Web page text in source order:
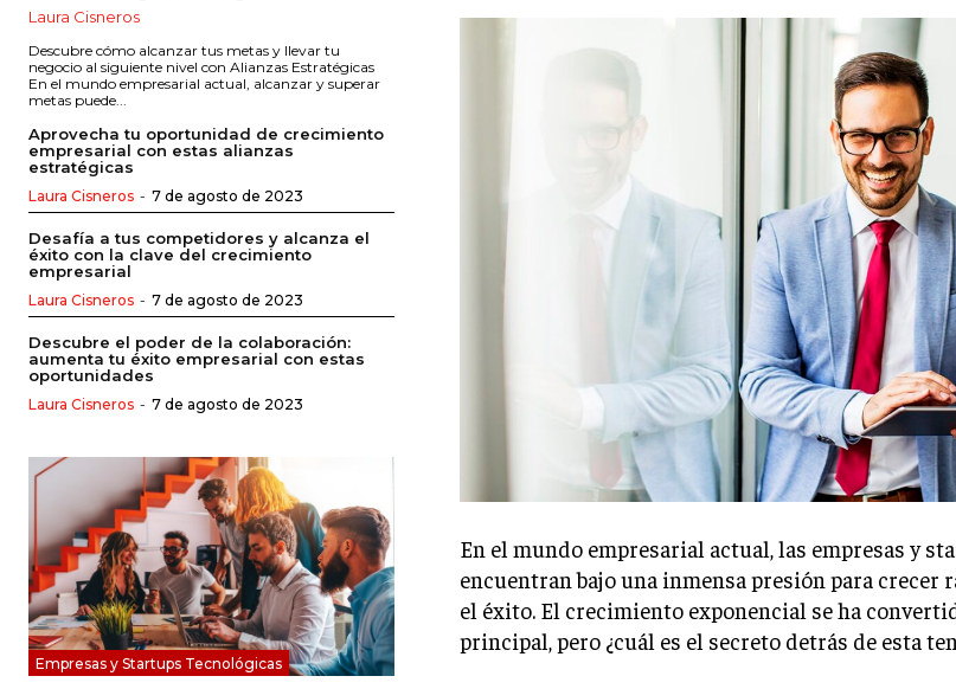
Laura Cisneros
Descubre cómo alcanzar tus metas y llevar tu
negocio al siguiente nivel con Alianzas Estratégicas
En el mundo empresarial actual, alcanzar y superar
metas puede...
Aprovecha tu oportunidad de crecimiento
empresarial con estas alianzas
estratégicas
Laura Cisneros - 7 de agosto de 2023
Desafía a tus competidores y alcanza el
éxito con la clave del crecimiento
empresarial
Laura Cisneros - 7 de agosto de 2023
Descubre el poder de la colaboración:
aumenta tu éxito empresarial con estas
oportunidades
Laura Cisneros - 7 de agosto de 2023
Empresas y Startups Tecnológicas
En el mundo empresarial actual, las empresas y
encuentran bajo una inmensa presión para crecer
el éxito. El crecimiento exponencial se ha
principal, pero ¿cuál es el secreto detrás de esta